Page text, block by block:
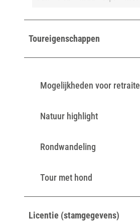
Toureigenschappen
Mogelijkheden voor retraite
Natuur highlight
Rondwandeling
Tour met hond
Licentie (stamgegevens)